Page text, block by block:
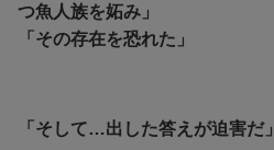
つ魚人族を妬み」
「その存在を恐れた」
「そして…出した答えが迫害だ」